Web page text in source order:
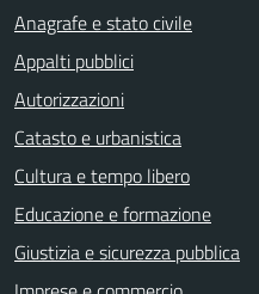
Anagrafe e stato civile
Appalti pubblici
Autorizzazioni
Catasto e urbanistica
Cultura e tempo libero
Educazione e formazione
Giustizia e sicurezza pubblica